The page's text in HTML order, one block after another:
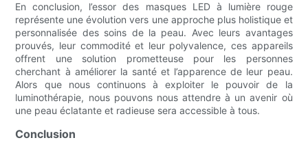
En conclusion, l’essor des masques LED à lumière rouge
représente une évolution vers une approche plus holistique et
personnalisée des soins de la peau. Avec leurs avantages
prouvés, leur commodité et leur polyvalence, ces appareils
offrent une solution prometteuse pour les personnes
cherchant à améliorer la santé et l’apparence de leur peau.
Alors que nous continuons à exploiter le pouvoir de la
luminothérapie, nous pouvons nous attendre à un avenir où
une peau éclatante et radieuse sera accessible à tous.
Conclusion